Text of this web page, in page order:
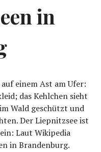
in
einem Ast am Ufer:
das Kehlchen sieht
Wald geschützt und
Der Liepnitzsee ist
Laut Wikipedia
in Brandenburg.